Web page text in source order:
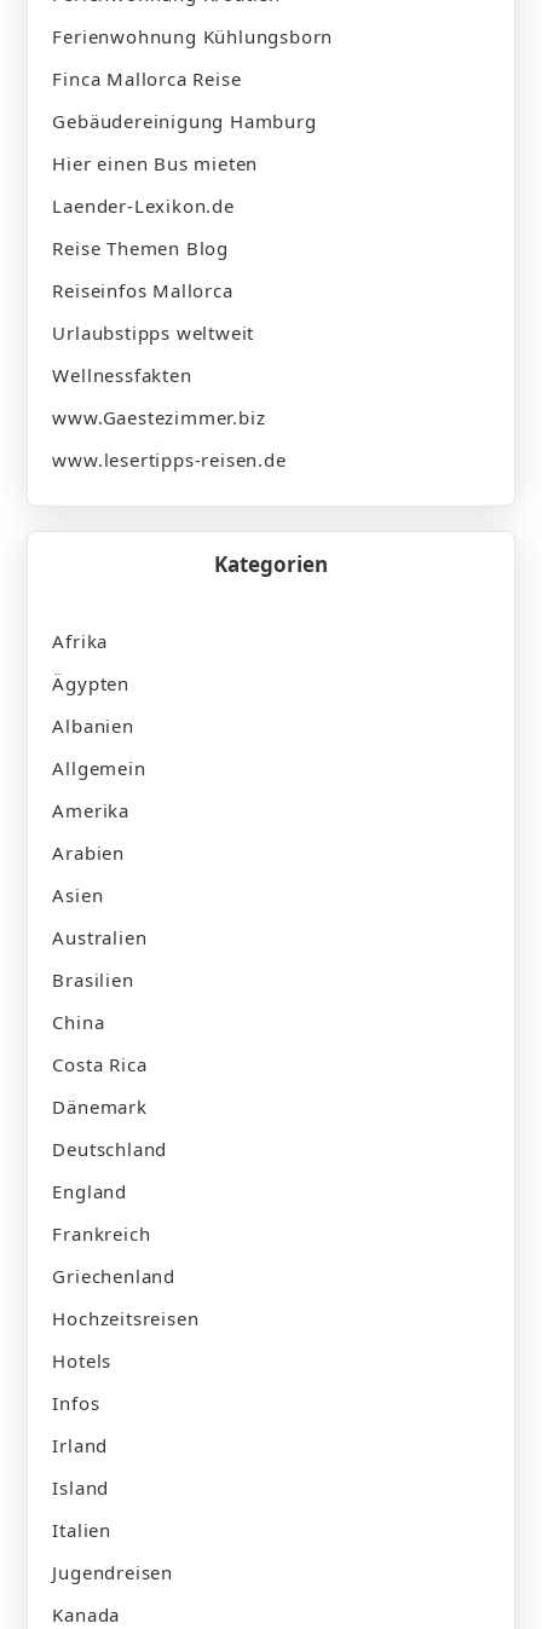
Ferienwohnung Kühlungsborn
Finca Mallorca Reise
Gebäudereinigung Hamburg
Hier einen Bus mieten
Laender-Lexikon.de
Reise Themen Blog
Reiseinfos Mallorca
Urlaubstipps weltweit
Wellnessfakten
www.Gaestezimmer.biz
www.lesertipps-reisen.de
Kategorien
Afrika
Ägypten
Albanien
Allgemein
Amerika
Arabien
Asien
Australien
Brasilien
China
Costa Rica
Dänemark
Deutschland
England
Frankreich
Griechenland
Hochzeitsreisen
Hotels
Infos
Irland
Island
Italien
Jugendreisen
Kanada